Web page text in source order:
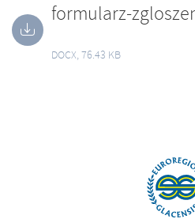
DOCX, 76.43 KB